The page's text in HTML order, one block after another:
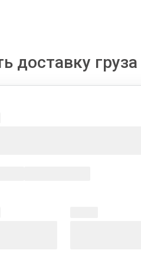
доставку груза